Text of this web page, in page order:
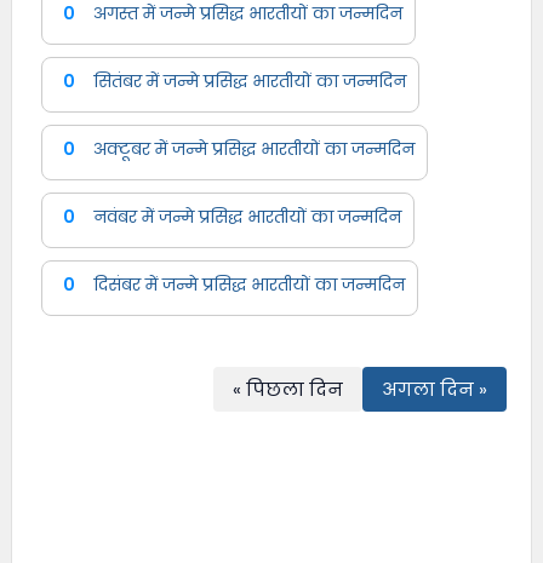
0 अगस्त में जन्मे प्रसिद्ध भारतीयों का जन्मदिन
0 सितंबर में जन्मे प्रसिद्ध भारतीयों का जन्मदिन
0 अक्टूबर में जन्मे प्रसिद्ध भारतीयों का जन्मदिन
0 नवंबर में जन्मे प्रसिद्ध भारतीयों का जन्मदिन
0 दिसंबर में जन्मे प्रसिद्ध भारतीयों का जन्मदिन
« पिछला दिन अगला दिन »